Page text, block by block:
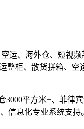
运、海外仓、短视
整柜、散货拼箱、空
平方米+、菲律
信息化专业系统支